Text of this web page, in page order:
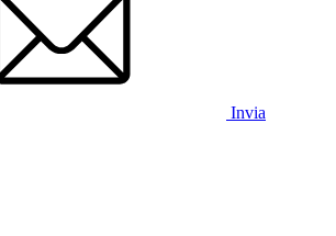
Invia